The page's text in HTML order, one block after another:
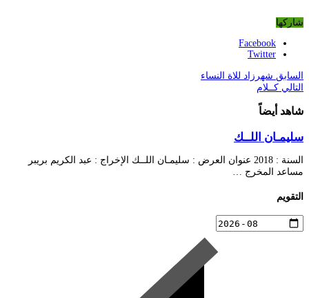
شاركها
Facebook
Twitter
السابق شهرزاد للاة النساء
التالي كــلام
شاهد أيضاً
سليمـان اللــك
السنة : 2018 عنوان العرض : سليمـان اللــك الإخراج : عبد الكريم بريبر
مساعد المخرج …
التقويم